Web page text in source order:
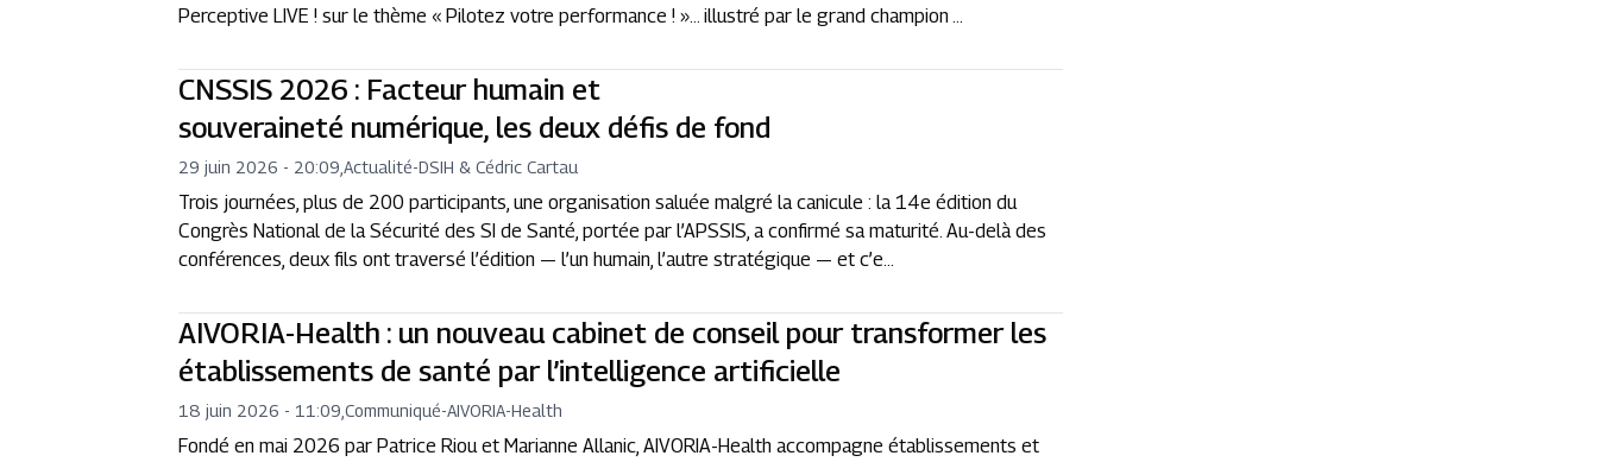
Perceptive LIVE ! sur le thème « Pilotez votre performance ! »… illustré par le grand champion ...
CNSSIS 2026 : Facteur humain et
souveraineté numérique, les deux défis de fond
29 juin 2026 - 20:09 ,Actualité-DSIH & Cédric Cartau
Trois journées, plus de 200 participants, une organisation saluée malgré la canicule : la 14e édition du
Congrès National de la Sécurité des SI de Santé, portée par l’APSSIS, a confirmé sa maturité. Au-delà des
conférences, deux fils ont traversé l’édition — l’un humain, l’autre stratégique — et c’e...
AIVORIA-Health : un nouveau cabinet de conseil pour transformer les
établissements de santé par l’intelligence artificielle
18 juin 2026 - 11:09 ,Communiqué-AIVORIA-Health
Fondé en mai 2026 par Patrice Riou et Marianne Allanic, AIVORIA-Health accompagne établissements et